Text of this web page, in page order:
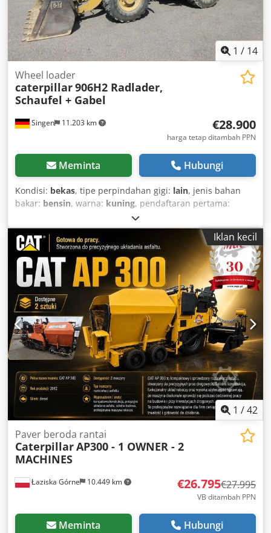
1 / 14
Singen 11.203 km
Wheel loader
caterpillar906H2 Radlader,
Schaufel + Gabel
€28.900
harga tetap ditambah PPN
Meminta Hubungi
Kondisi: bekas, tipe perpindahan gigi: lain, jenis bahan
bakar: bensin, warna: kuning, pendaftaran pertama:
tidak ada
pembuatan:2013, jam operasional:3.700 h, kabin
pengemudi:lain, Iklan kecil
1 /42
Łaziska Górne 10.449 km
Paver beroda rantai
CaterpillarAP300 - 1 OWNER - 2
MACHINES
€26.795€27.995
VB ditambah PPN
Meminta Hubungi